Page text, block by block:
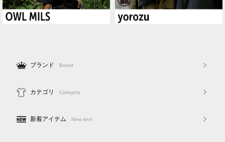
ブランド Brand
カテゴリ Category
新着アイテム New item